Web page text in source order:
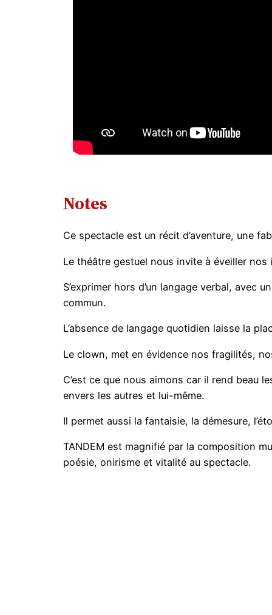
Notes
Ce spectacle est un récit d’aventure, une
Le théâtre gestuel nous invite à éveiller nos
S’exprimer hors d’un langage verbal, avec
commun.
L’absence de langage quotidien laisse la
Le clown, met en évidence nos fragilités,
C’est ce que nous aimons car il rend beau
envers les autres et lui-même.
Il permet aussi la fantaisie, la démesure,
TANDEM est magnifié par la composition
poésie, onirisme et vitalité au spectacle.